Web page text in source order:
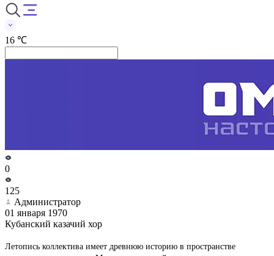
16 ℃
0
125
Администратор
01 января 1970
Кубанский казачий хор
Летопись коллектива имеет древнюю историю в пространстве